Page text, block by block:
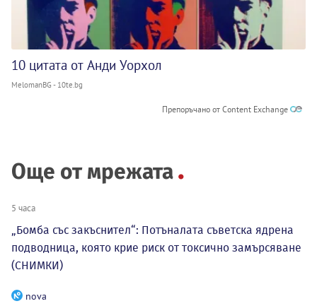
10 цитата от Анди Уорхол
MelomanBG - 10te.bg
Препоръчано от Content Exchange
Още от мрежата
5 часа
„Бомба със закъснител“: Потъналата съветска ядрена
подводница, която крие риск от токсично замърсяване
(СНИМКИ)
nova